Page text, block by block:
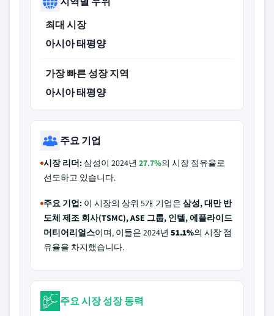
최대 시장
아시아 태평양
가장 빠른 성장 지역
아시아 태평양
주요 기업
시장 리더:삼성이 2024년 27.7%의 시장 점유율로
선도하고 있습니다.
주요 기업: 이 시장의 상위 5개 기업은 삼성, 대만 반
도체 제조 회사(TSMC), ASE 그룹, 인텔, 에플라이드
머티어리얼스이며, 이들은 2024년 51.1%의 시장 점
유율을 차지했습니다.
주요 시장 성장 동력